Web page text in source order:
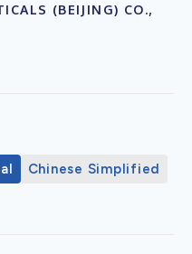
(BEIJING) CO.,
Chinese Simplified